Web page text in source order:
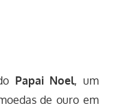
Papai Noel, um
de ouro em